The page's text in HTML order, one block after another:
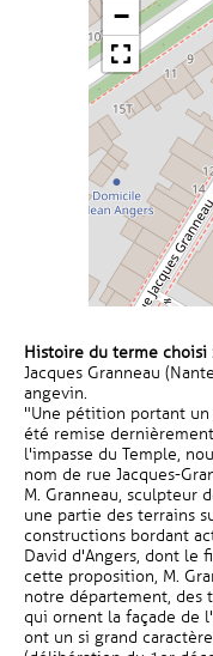
−
Histoire du terme choisi
Jacques Granneau
angevin.
"Une pétition portant un
été remise
l'impasse du Temple,
nom de rue Jacques-
M. Granneau, sculpteur
une partie des terrains
constructions bordant
David d'Angers, dont le
cette proposition, M.
notre département, des
qui ornent la façade de
ont un si grand